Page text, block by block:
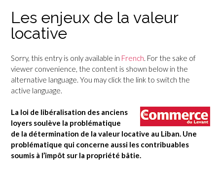
Les enjeux de la valeur
locative
Sorry, this entry is only available in French . For the sake of
viewer convenience, the content is shown below in the
alternative language. You may click the link to switch the
active language.
La loi de libéralisation des anciens
loyers soulève la problématique
de la détermination de la valeur locative au Liban. Une
problématique qui concerne aussi les contribuables
soumis à l’impôt sur la propriété bâtie.